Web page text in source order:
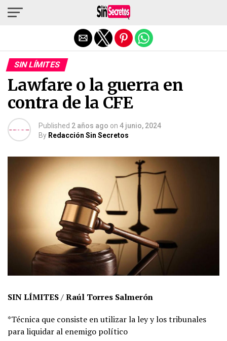
SIN LÍMITES
Lawfare o la guerra en
contra de la CFE
Published 2 años ago on 4 junio, 2024
By Redacción Sin Secretos
SIN LÍMITES/Raúl Torres Salmerón
*Técnica que consiste en utilizar la ley y los tribunales
para liquidar al enemigo político
Salir de la versión móvil